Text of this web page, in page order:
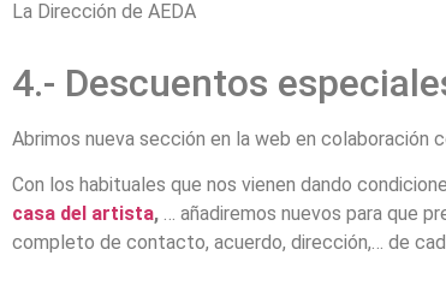
La Dirección de AEDA
4.- Descuentos
Abrimos nueva sección en la web en colaboración
Con los habituales que nos vienen dando
casa del artista, … añadiremos nuevos para que
completo de contacto, acuerdo, dirección,… de